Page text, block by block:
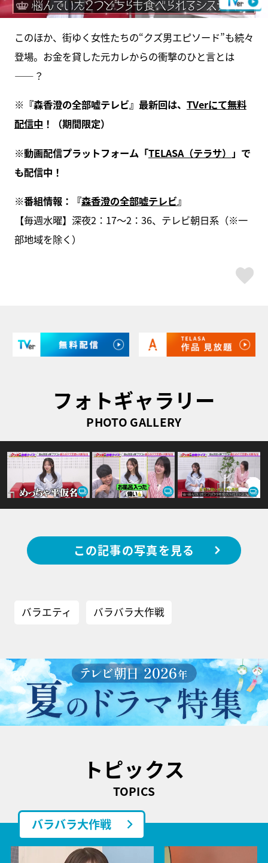
このほか、街ゆく女性たちの“クズ男エピソード”も続々
登場。お金を貸した元カレからの衝撃のひと言とは
——？
※『森香澄の全部嘘テレビ』最新回は、 TVerにて無料
配信中 ！（期間限定）
※動画配信プラットフォーム「TELASA（テラサ） 」で
も配信中！
※番組情報：『森香澄の全部嘘テレビ』
【毎週水曜】深夜2：17～2：36、テレビ朝日系（※一
部地域を除く）
フォトギャラリー
PHOTO GALLERY
この記事の写真を見る
バラエティ バラバラ大作戦
トピックス
TOPICS
バラバラ大作戦